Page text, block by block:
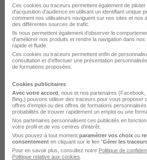
Conducteur de Car Scolaire
Groupe Orain Super recruteur
Saint-Jacques-de-la-Lande - 35
13,30 € / heure
Voir l’offre
Ces cookies ou traceurs permettent également de
d'acquisition d'audience en utilisant un identifiant unique
comment nos utilisateurs naviguent sur nos sites et nos
des différentes sources de trafic.
Ils nous permettent également d’observer le
d'améliorer nos produits et rendre la navigation dans nos
rapide et fluide.
Ces cookies ou traceurs permettent enfin de
consultation et d'effectuer une présentation
de formations proposées.
Cookies publicitaires
Avec votre accord , nous et nos partenaires (Facebook,
Bing,) pouvons utiliser des traceurs pour vous proposer
offres d’emploi ou des offres de formations
probabilités de trouver rapidement un emploi ou une
Nos partenaires personnalisent ces publicités en
votre profil et de vos centres d’intérêt.
Vous pouvez à tout moment paramétrer vos choix ou
consentement en cliquant sur le lien "Gérer les
Pour en savoir plus, consultez notre Politique de
Politique relative aux cookies